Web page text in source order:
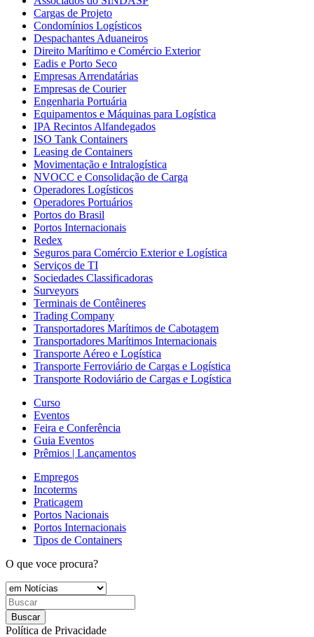
Cargas de Projeto
Condomínios Logísticos
Despachantes Aduaneiros
Direito Marítimo e Comércio Exterior
Eadis e Porto Seco
Empresas Arrendatárias
Empresas de Courier
Engenharia Portuária
Equipamentos e Máquinas para Logística
IPA Recintos Alfandegados
ISO Tank Containers
Leasing de Containers
Movimentação e Intralogística
NVOCC e Consolidação de Carga
Operadores Logísticos
Operadores Portuários
Portos do Brasil
Portos Internacionais
Redex
Seguros para Comércio Exterior e Logística
Serviços de TI
Sociedades Classificadoras
Surveyors
Terminais de Contêineres
Trading Company
Transportadores Marítimos de Cabotagem
Transportadores Marítimos Internacionais
Transporte Aéreo e Logística
Transporte Ferroviário de Cargas e Logística
Transporte Rodoviário de Cargas e Logística
Curso
Eventos
Feira e Conferência
Guia Eventos
Prêmios | Lançamentos
Empregos
Incoterms
Praticagem
Portos Nacionais
Portos Internacionais
Tipos de Containers
O que voce procura?
Buscar
Política de Privacidade